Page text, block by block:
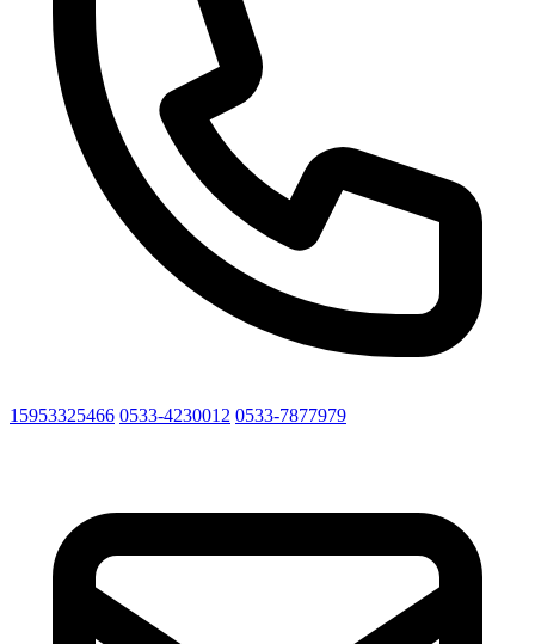
15953325466 0533-4230012 0533-7877979